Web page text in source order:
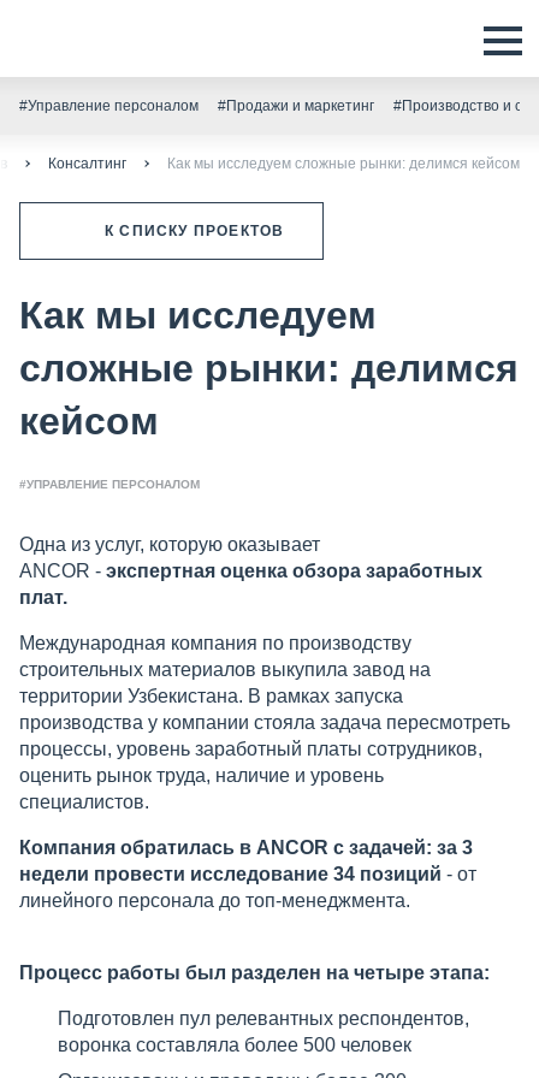
#Управление персоналом #Продажи и маркетинг #Производство и
Консалтинг Как мы исследуем сложные рынки: делимся кейсом
К СПИСКУ ПРОЕКТОВ
Как мы исследуем
сложные рынки: делимся
кейсом
#УПРАВЛЕНИЕ ПЕРСОНАЛОМ
Одна из услуг, которую оказывает
ANCOR - экспертная оценка обзора заработных
плат.
Международная компания по производству
строительных материалов выкупила завод на
территории Узбекистана. В рамках запуска
производства у компании стояла задача пересмотреть
процессы, уровень заработный платы сотрудников,
оценить рынок труда, наличие и уровень
специалистов.
Компания обратилась в ANCOR с задачей: за 3
недели провести исследование 34 позиций - от
линейного персонала до топ-менеджмента.
Процесс работы был разделен на четыре этапа:
Подготовлен пул релевантных респондентов,
воронка составляла более 500 человек